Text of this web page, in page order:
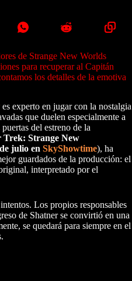
de Strange New Worlds
para recuperar al Capitán
los detalles de la emotiva
es experto en jugar con la nostalgia
que duelen especialmente a
del estreno de la
Trek: Strange New
julio en SkyShowtime), ha
guardados de la producción: el
interpretado por el
Los propios responsables
de Shatner se convirtió en una
se quedará para siempre en el